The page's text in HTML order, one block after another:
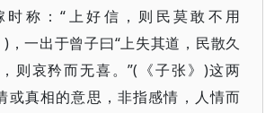
时称：“上好信，则民莫敢不用
，一出于曾子曰“上失其道，民散久
则哀矜而无喜。”(《子张》)这两
或真相的意思，非指感情，人情而